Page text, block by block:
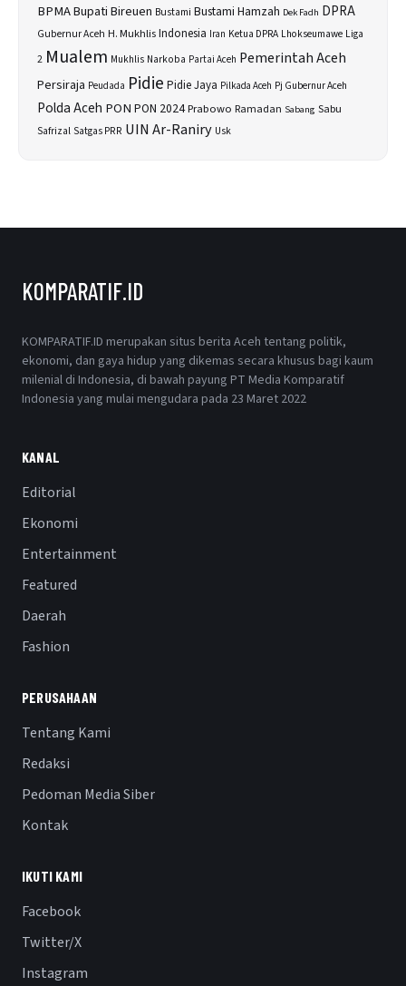
BPMABupati Bireuen Bustami Bustami Hamzah Dek Fadh DPRA
Gubernur Aceh H. MukhlisIndonesia Iran Ketua DPRA Lhokseumawe Liga
2 Mualem Mukhlis Narkoba Partai Aceh Pemerintah Aceh
Persiraja Peudada Pidie Pidie Jaya Pilkada Aceh Pj Gubernur Aceh
Polda Aceh PON PON 2024Prabowo Ramadan Sabang Sabu
Safrizal Satgas PRR UIN Ar-Raniry Usk
KOMPARATIF.ID
KOMPARATIF.ID merupakan situs berita Aceh tentang politik,
ekonomi, dan gaya hidup yang dikemas secara khusus bagi kaum
milenial di Indonesia, di bawah payung PT Media Komparatif
Indonesia yang mulai mengudara pada 23 Maret 2022
KANAL
Editorial
Ekonomi
Entertainment
Featured
Daerah
Fashion
PERUSAHAAN
Tentang Kami
Redaksi
Pedoman Media Siber
Kontak
IKUTI KAMI
Facebook
Twitter/X
Instagram